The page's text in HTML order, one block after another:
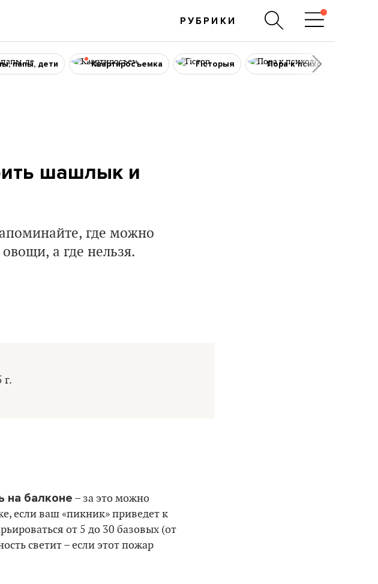
РУБРИКИ
папы, дети Квартиросъемка Гісторыя Пора к психологу
шашлык и
где можно
а где нельзя.
г.
на балконе – за это можно
если ваш «пикник» приведет к
от 5 до 30 базовых (от
светит – если этот пожар